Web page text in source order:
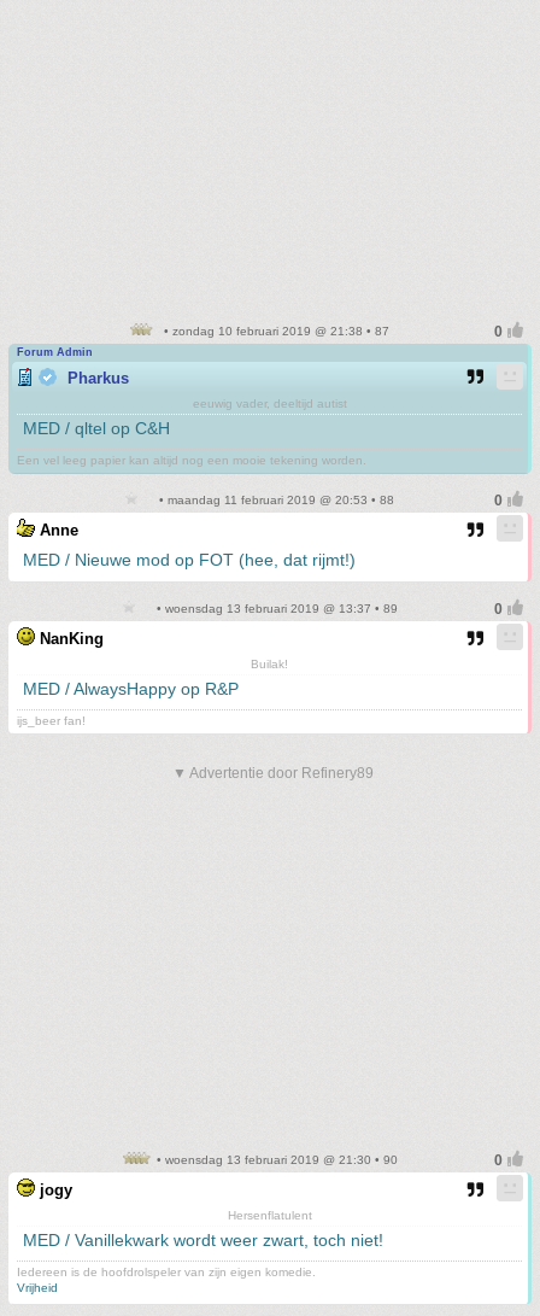
• zondag 10 februari 2019 @ 21:38 • 87
Forum Admin
Pharkus
eeuwig vader, deeltijd autist
MED / qltel op C&H
Een vel leeg papier kan altijd nog een mooie tekening worden.
• maandag 11 februari 2019 @ 20:53 • 88
Anne
MED / Nieuwe mod op FOT (hee, dat rijmt!)
• woensdag 13 februari 2019 @ 13:37 • 89
NanKing
Builak!
MED / AlwaysHappy op R&P
ijs_beer fan!
▼ Advertentie door Refinery89
• woensdag 13 februari 2019 @ 21:30 • 90
jogy
Hersenflatulent
MED / Vanillekwark wordt weer zwart, toch niet!
Iedereen is de hoofdrolspeler van zijn eigen komedie.
Vrijheid